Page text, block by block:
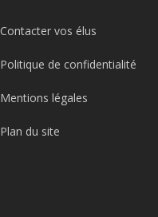
Contacter vos élus
Politique de confidentialité
Mentions légales
Plan du site